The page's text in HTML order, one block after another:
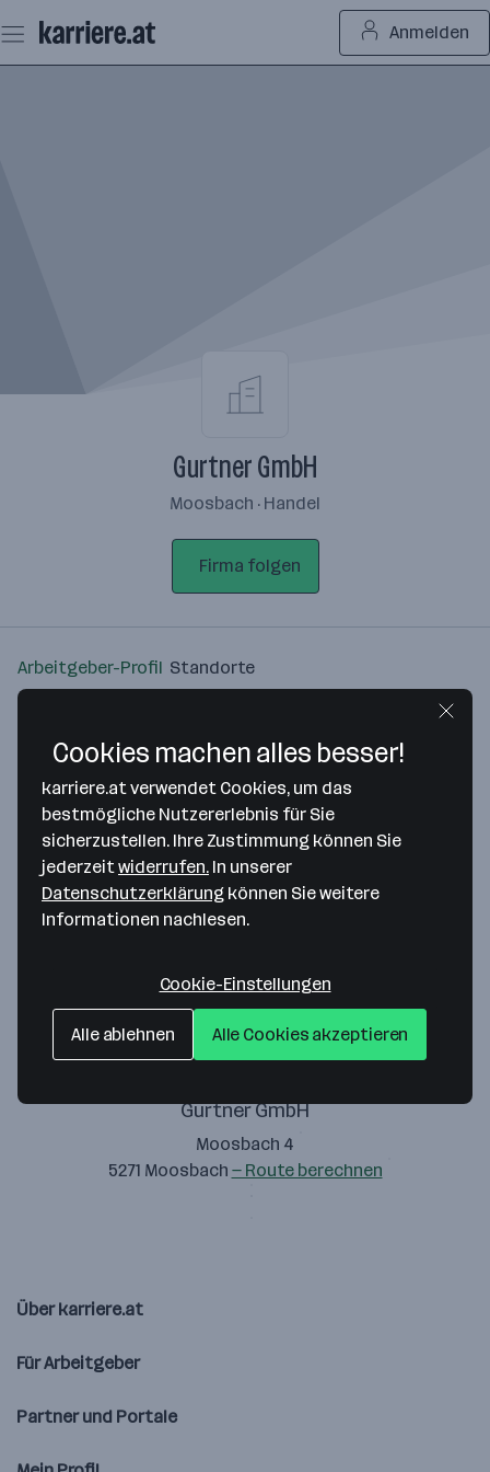
Seiteninhalt
springen
Anmelden
Gurtner GmbH
Moosbach · Handel
Firma folgen
Arbeitgeber-Profil Standorte
Bitte stimme unseren Cookie-
Richtlinien zu, um diese Karte
anzuzeigen.
Gurtner GmbH
Moosbach 4
5271 Moosbach — Route berechnen
Über karriere.at
Für Arbeitgeber
Partner und Portale
Cookies machen alles besser!
karriere.at verwendet Cookies, um das
bestmögliche Nutzererlebnis für Sie
sicherzustellen. Ihre Zustimmung können Sie
jederzeitwiderrufen. In unserer
Datenschutzerklärung können Sie weitere
Informationen nachlesen.
Cookie-Einstellungen
Alle ablehnen Alle Cookies akzeptieren